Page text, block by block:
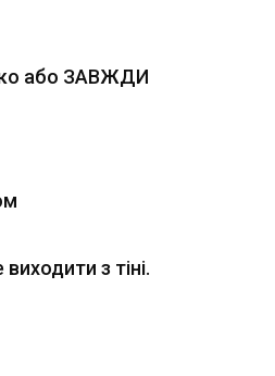
або ЗАВЖДИ
з тіні.